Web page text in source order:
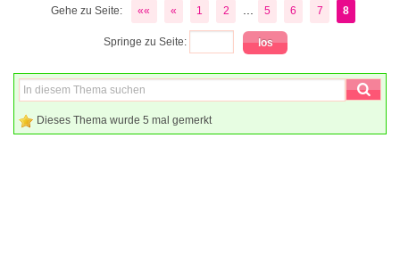
Gehe zu Seite: «« « 1 2 5 6 7 8
Springe zu Seite:
Dieses Thema wurde 5 mal gemerkt